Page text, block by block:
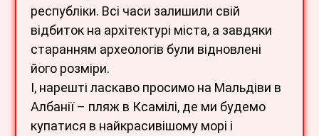
республіки. Всі часи залишили свій
відбиток на архітектурі міста, а завдяки
старанням археологів були відновлені
його розміри.
І, нарешті ласкаво просимо на Мальдіви в
Албанії – пляж в Ксамілі, де ми будемо
купатися в найкрасивішому морі і